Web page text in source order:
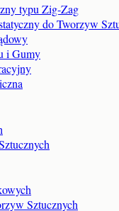
typu Zig-Zag
do Tworzyw
i Gumy
Sztucznych